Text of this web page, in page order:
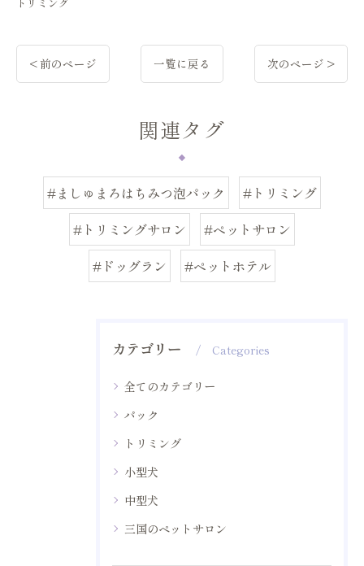
< 前のページ 一覧に戻る 次のページ >
関連タグ
#ましゅまろはちみつ泡パック
#トリミング
#トリミングサロン
#ペットサロン
#ドッグラン
#ペットホテル
カテゴリー Categories
全てのカテゴリー
パック
トリミング
小型犬
中型犬
三国のペットサロン